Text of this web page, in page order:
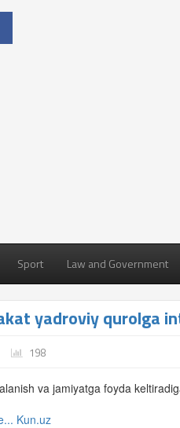
Sport Law and Government
yadroviy qurolga
198
va jamiyatga foyda
Kun.uz